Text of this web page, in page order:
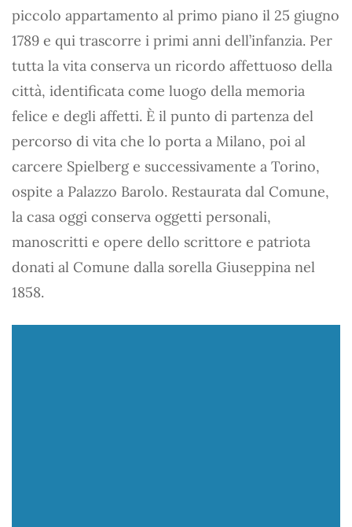
piccolo appartamento al primo piano il 25 giugno
1789 e qui trascorre i primi anni dell’infanzia. Per
tutta la vita conserva un ricordo affettuoso della
città, identificata come luogo della memoria
felice e degli affetti. È il punto di partenza del
percorso di vita che lo porta a Milano, poi al
carcere Spielberg e successivamente a Torino,
ospite a Palazzo Barolo. Restaurata dal Comune,
la casa oggi conserva oggetti personali,
manoscritti e opere dello scrittore e patriota
donati al Comune dalla sorella Giuseppina nel
1858.